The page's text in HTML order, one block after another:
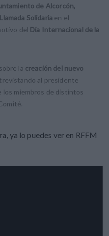
de Alcorcón,
Solidaria en el
del Día Internacional de la
la creación del nuevo
al presidente
los miembros de distintos
ya lo puedes ver en RFFM